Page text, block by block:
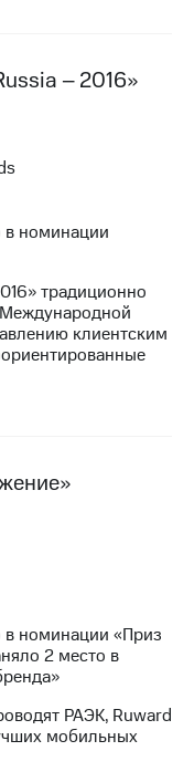
– 2016»
номинации
традиционно
клиентским
номинации «Приз
2 место в
РАЭК, Ruward
мобильных